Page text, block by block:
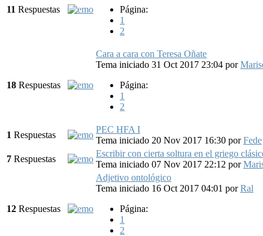
11 Respuestas
Página:
1
2
18 Respuestas
Cara a cara con Teresa Oñate
Tema iniciado 31 Oct 2017 23:04 por
Página:
1
2
1 Respuestas
PEC HFA I
Tema iniciado 20 Nov 2017 16:30 porFede
7 Respuestas
Escribir con cierta soltura en el griego
Tema iniciado 07 Nov 2017 22:12 por
12 Respuestas
Adjetivo ontológico
Tema iniciado 16 Oct 2017 04:01 porRal
Página:
1
2